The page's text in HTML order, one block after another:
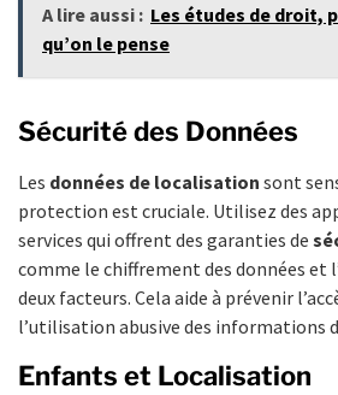
A lire aussi : Les études de droit,
qu’on le pense
Sécurité des Données
Les données de localisation sont
protection est cruciale. Utilisez des
services qui offrent des garanties de
comme le chiffrement des données et
deux facteurs. Cela aide à prévenir
l’utilisation abusive des informations
Enfants et Localisation